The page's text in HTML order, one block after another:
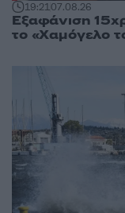
19:2107.08.26
Εξαφάνιση
το «Χαμόγελο